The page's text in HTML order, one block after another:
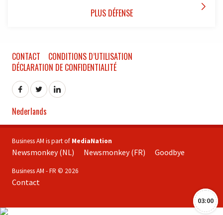
PLUS DÉFENSE 
03:00
CONTACT
CONDITIONS D’UTILISATION
DÉCLARATION DE CONFIDENTIALITÉ
Nederlands
Business AM is part of MediaNation
Newsmonkey (NL) Newsmonkey (FR) Goodbye
Business AM - FR © 2026
Contact